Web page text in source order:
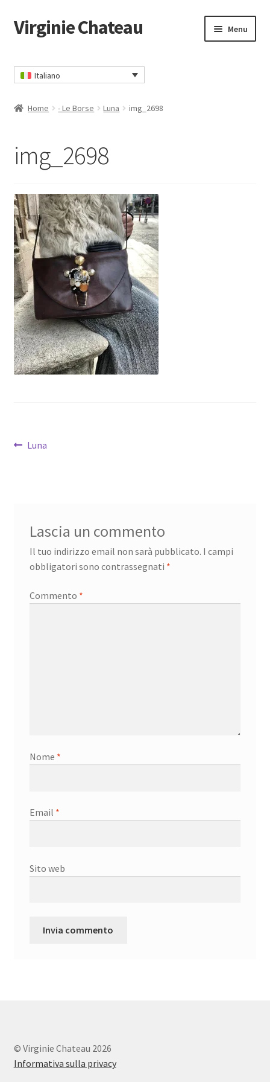
Vai
alla
Vai
al
Virginie Chateau Menu
Contatto
Informativa sulla privacy
Ordina
Italiano
Home - Le Borse Luna img_2698
img_2698
Navigazione
Articolo
Luna
Lascia un commento
Il tuo indirizzo email non sarà pubblicato. I campi
obbligatori sono contrassegnati *
Commento *
Nome *
Email *
Sito web
© Virginie Chateau 2026
Informativa sulla privacy